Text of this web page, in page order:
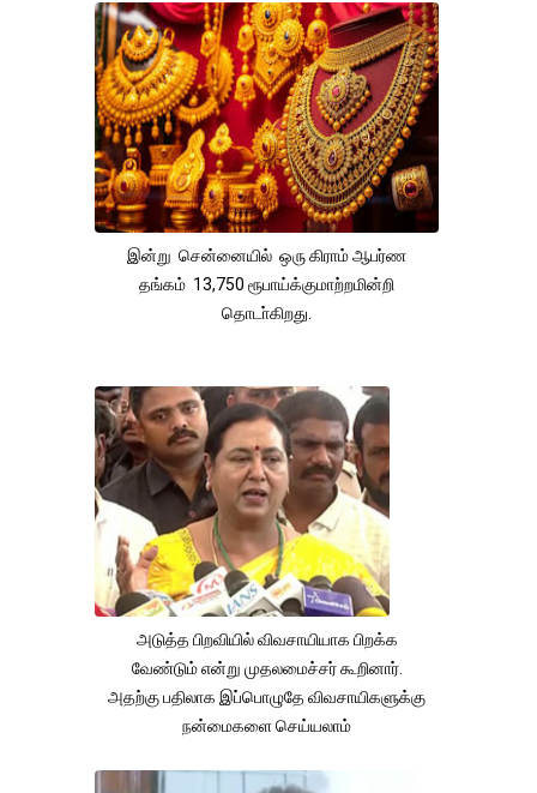
இன்று சென்னையில் ஒரு கிராம் ஆபர்ண
தங்கம் 13,750 ரூபாய்க்குமாற்றமின்றி
தொடா்கிறது.
அடுத்த பிறவியில் விவசாயியாக பிறக்க
வேண்டும் என்று முதலமைச்சர் கூறினார்.
அதற்கு பதிலாக இப்பொழுதே விவசாயிகளுக்கு
நன்மைகளை செய்யலாம்